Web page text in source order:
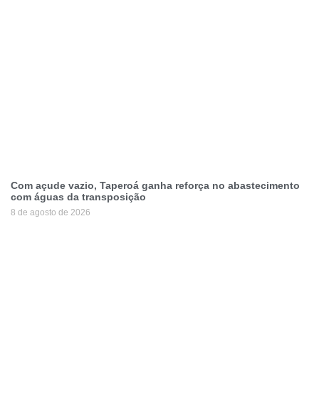
Com açude vazio, Taperoá ganha reforça no abastecimento
com águas da transposição
8 de agosto de 2026